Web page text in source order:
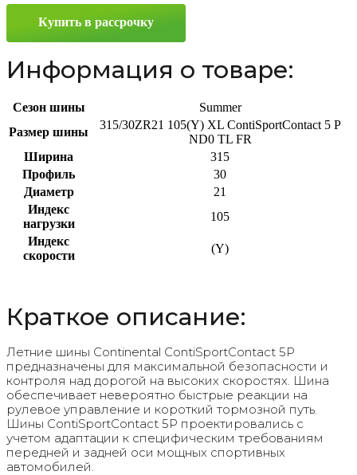
315/30
105(Y)
Купить в рассрочку
Информация о товаре:
Сезон шины
Summer
Размер шины
315/30ZR21 105(Y) XL ContiSportContact 5 P
ND0 TL FR
Ширина
315
Профиль
30
Диаметр
21
Индекс
нагрузки
105
Индекс
скорости
(Y)
Краткое описание:
Летние шины Continental ContiSportContact 5P
предназначены для максимальной безопасности и
контроля над дорогой на высоких скоростях. Шина
обеспечивает невероятно быстрые реакции на
рулевое управление и короткий тормозной путь.
Шины ContiSportContact 5P проектировались с
учетом адаптации к специфическим требованиям
передней и задней оси мощных спортивных
автомобилей.